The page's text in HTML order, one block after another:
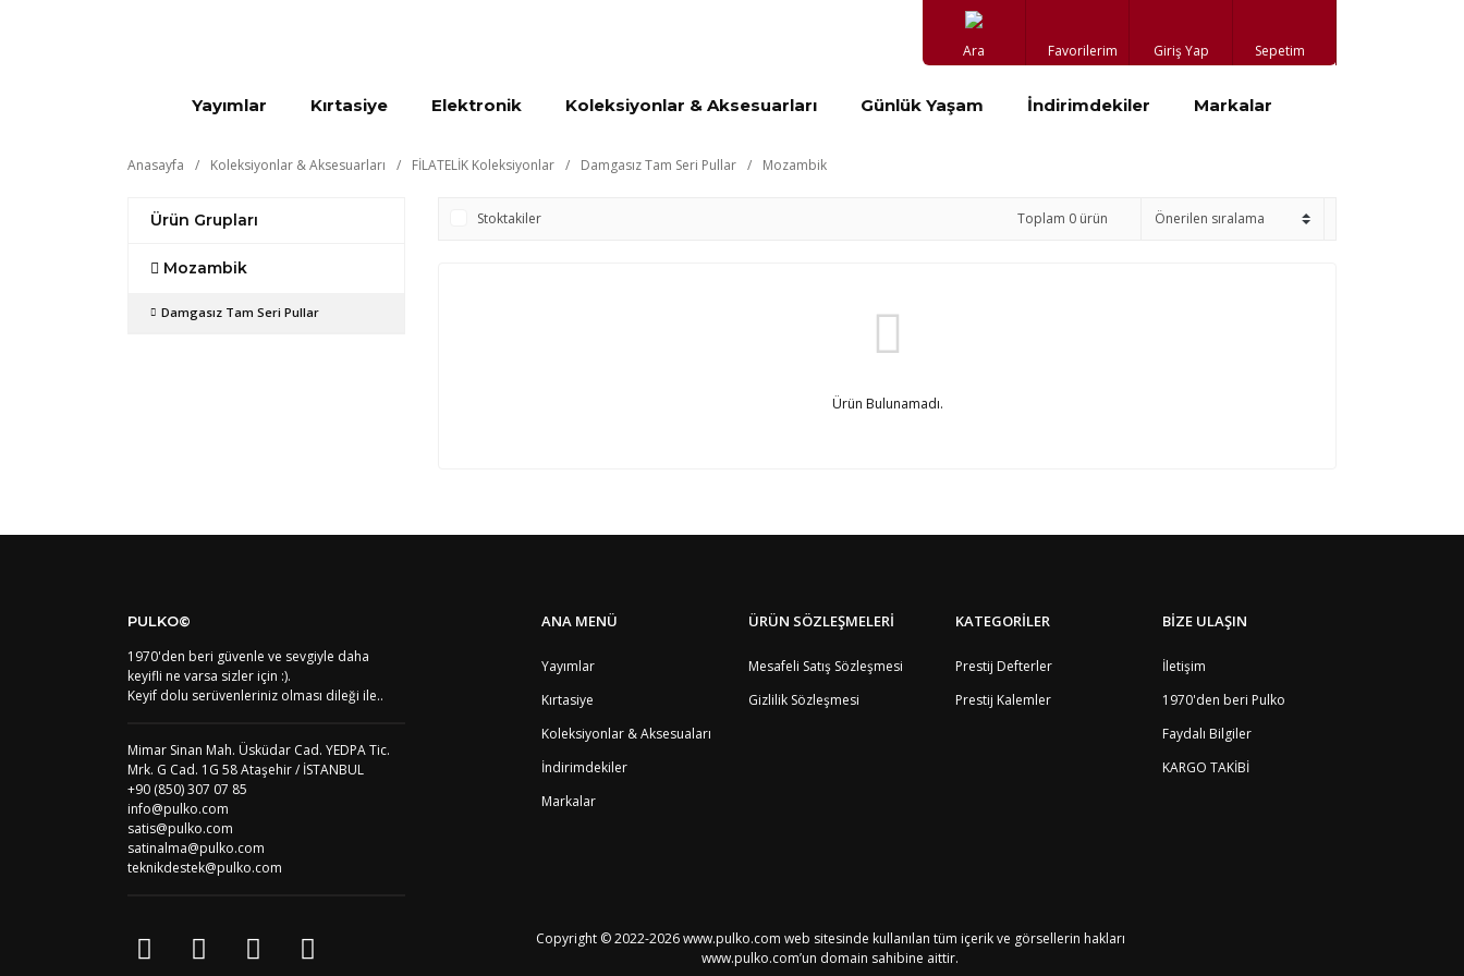
Ara Favorilerim Giriş Yap Sepetim
Yayımlar Kırtasiye Elektronik Koleksiyonlar & Aksesuarları Günlük Yaşam İndirimdekiler Markalar
Anasayfa Koleksiyonlar & Aksesuarları FİLATELİK Koleksiyonlar Damgasız Tam Seri Pullar Mozambik
Ürün Grupları
Mozambik
Damgasız Tam Seri Pullar
Stoktakiler Toplam 0 ürün
Ürün Bulunamadı.
PULKO©
1970'den beri güvenle ve sevgiyle daha
keyifli ne varsa sizler için :).
Keyif dolu serüvenleriniz olması dileği ile..
Mimar Sinan Mah. Üsküdar Cad. YEDPA Tic.
Mrk. G Cad. 1G 58 Ataşehir / İSTANBUL
+90 (850) 307 07 85
info@pulko.com
satis@pulko.com
satinalma@pulko.com
teknikdestek@pulko.com
ANA MENÜ
Yayımlar
Kırtasiye
Koleksiyonlar & Aksesuaları
İndirimdekiler
Markalar
ÜRÜN SÖZLEŞMELERİ
Mesafeli Satış Sözleşmesi
Gizlilik Sözleşmesi
KATEGORİLER
Prestij Defterler
Prestij Kalemler
BİZE ULAŞIN
İletişim
1970'den beri Pulko
Faydalı Bilgiler
KARGO TAKİBİ
Copyright © 2022-2026 www.pulko.com web sitesinde kullanılan tüm içerik ve görsellerin hakları
www.pulko.com’un domain sahibine aittir.